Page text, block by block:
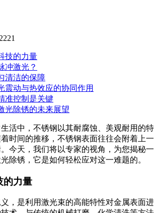
2221
技的力量
冲激光？
清洁的保障
震动与热效应的协同作用
准控制是关键
光除锈的未来展望
活中，不锈钢以其耐腐蚀、美观耐用的特
时间的推移，不锈钢表面往往会附着上一
今天，我们将以专家的视角，为您揭秘一
锈，它是如何轻松应对这一难题的。
的力量
，是利用激光束的高能特性对金属表面进